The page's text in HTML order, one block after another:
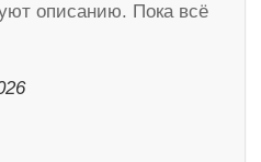
описанию. Пока всё